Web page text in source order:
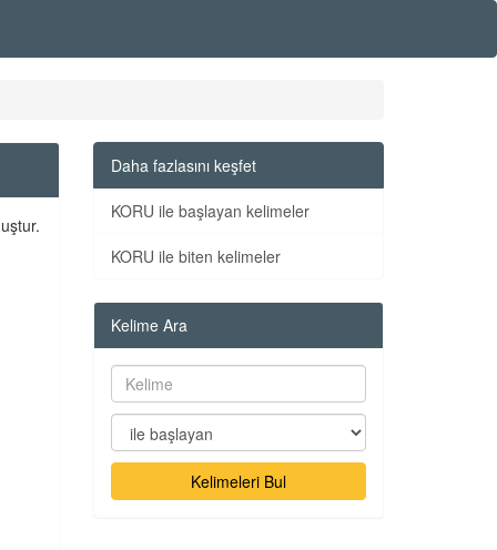
Daha fazlasını keşfet
KORU ile başlayan kelimeler
KORU ile biten kelimeler
Kelime Ara
Kelimeleri Bul